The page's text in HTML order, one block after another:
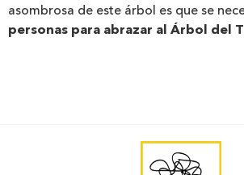
asombrosa de este árbol es que se
personas para abrazar al Árbol del